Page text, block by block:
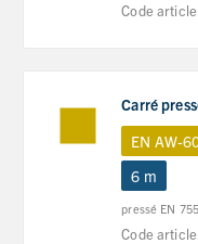
Code
Carré
EN AW-
6 m
pressé EN
Code